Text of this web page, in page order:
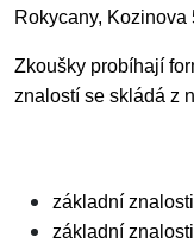
Rokycany, Kozinova
Zkoušky probíhají
znalostí se skládá z
základní
základní